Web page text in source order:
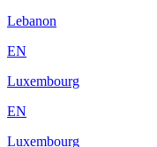
Lebanon
EN
Luxembourg
EN
Luxembourg